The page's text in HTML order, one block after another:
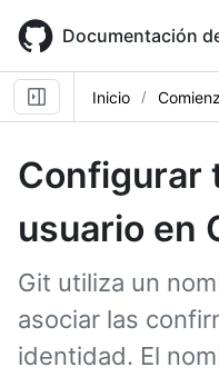
main
content
Documentación
Inicio
Configurar
usuario en
Git utiliza un
asociar las
identidad. El